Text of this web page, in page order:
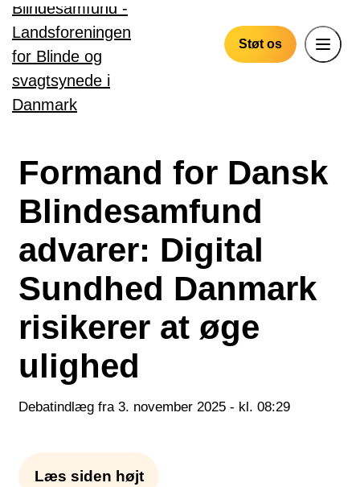
Gå til hovedindhold
Støt os
Formand for Dansk
Blindesamfund
advarer: Digital
Sundhed Danmark
risikerer at øge
ulighed
Debatindlæg fra 3. november 2025 - kl. 08:29
Læs siden højt